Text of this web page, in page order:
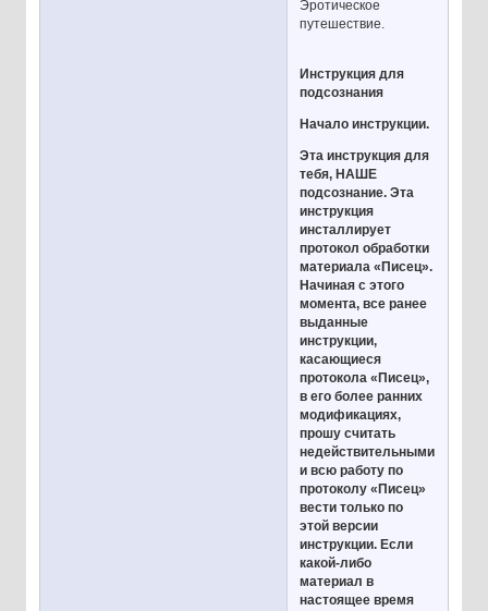
Эротическое
путешествие.
Инструкция для
подсознания
Начало инструкции.
Эта инструкция для
тебя, НАШЕ
подсознание. Эта
инструкция
инсталлирует
протокол обработки
материала «Писец».
Начиная с этого
момента, все ранее
выданные
инструкции,
касающиеся
протокола «Писец»,
в его более ранних
модификациях,
прошу считать
недействительными,
и всю работу по
протоколу «Писец»
вести только по
этой версии
инструкции. Если
какой-либо
материал в
настоящее время